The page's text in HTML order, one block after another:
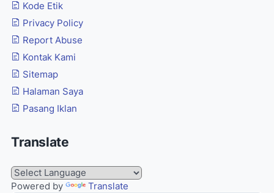
Kode Etik
Privacy Policy
Report Abuse
Kontak Kami
Sitemap
Halaman Saya
Pasang Iklan
Translate
Powered by
Translate